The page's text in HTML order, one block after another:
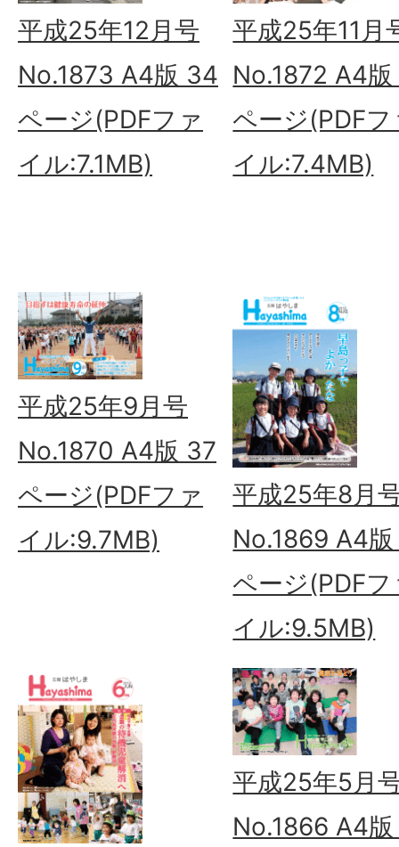
平成25年12月号
No.1873 A4版 34
ページ(PDFファ
イル:7.1MB)
平成25年11月
No.1872 A4
ページ(PDFフ
イル:7.4MB)
平成25年9月号
No.1870 A4版 37
ページ(PDFファ
イル:9.7MB)
平成25年8月
No.1869 A4
ページ(PDFフ
イル:9.5MB)
平成25年5月
No.1866 A4